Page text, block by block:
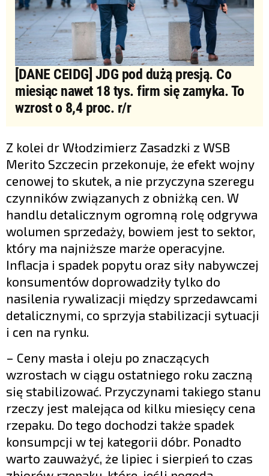
[DANE CEIDG] JDG pod dużą presją. Co
miesiąc nawet 18 tys. firm się zamyka. To
wzrost o 8,4 proc. r/r
Z kolei dr Włodzimierz Zasadzki z WSB
Merito Szczecin przekonuje, że efekt wojny
cenowej to skutek, a nie przyczyna szeregu
czynników związanych z obniżką cen. W
handlu detalicznym ogromną rolę odgrywa
wolumen sprzedaży, bowiem jest to sektor,
który ma najniższe marże operacyjne.
Inflacja i spadek popytu oraz siły nabywczej
konsumentów doprowadziły tylko do
nasilenia rywalizacji między sprzedawcami
detalicznymi, co sprzyja stabilizacji sytuacji
i cen na rynku.
– Ceny masła i oleju po znaczących
wzrostach w ciągu ostatniego roku zaczną
się stabilizować. Przyczynami takiego stanu
rzeczy jest malejąca od kilku miesięcy cena
rzepaku. Do tego dochodzi także spadek
konsumpcji w tej kategorii dóbr. Ponadto
warto zauważyć, że lipiec i sierpień to czas